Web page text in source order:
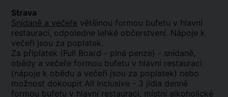
Strava
Snídaně a večeře většinou formou bufetu v hlavní
restauraci, odpoledne lehké občerstvení. Nápoje k
večeři jsou za poplatek.
Za příplatek (Full Board - plná penze) - snídaně,
obědy a večeře formou bufetu v hlavní restauraci
(nápoje k obědu a večeři jsou za poplatek) nebo
možnost dokoupit All Inclusive - 3 jídla denně
formou bufetu v hlavní restauraci, místní alkoholické